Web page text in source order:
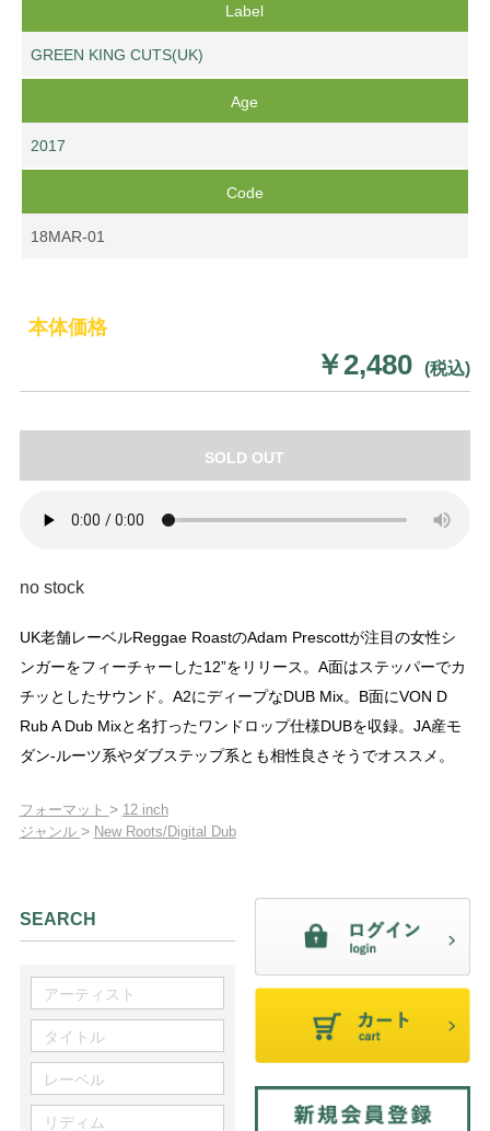
Label
GREEN KING CUTS(UK)
Age
2017
Code
18MAR-01
本体価格
￥2,480 (税込)
SOLD OUT
no stock
UK老舗レーベルReggae RoastのAdam Prescottが注目の女性シ
ンガーをフィーチャーした12”をリリース。A面はステッパーでカ
チッとしたサウンド。A2にディープなDUB Mix。B面にVON D
Rub A Dub Mixと名打ったワンドロップ仕様DUBを収録。JA産モ
ダン-ルーツ系やダブステップ系とも相性良さそうでオススメ。
フォーマット > 12 inch
ジャンル > New Roots/Digital Dub
SEARCH